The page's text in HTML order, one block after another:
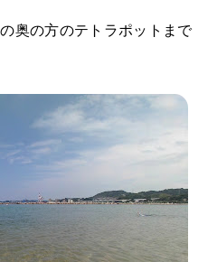
奥の方のテトラポットまで